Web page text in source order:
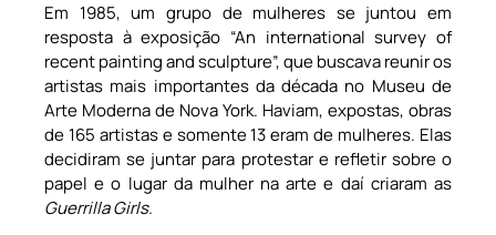
Em 1985, um grupo de mulheres se juntou em
resposta à exposição “An international survey of
recent painting and sculpture”, que buscava reunir os
artistas mais importantes da década no Museu de
Arte Moderna de Nova York. Haviam, expostas, obras
de 165 artistas e somente 13 eram de mulheres. Elas
decidiram se juntar para protestar e refletir sobre o
papel e o lugar da mulher na arte e daí criaram as
Guerrilla Girls.